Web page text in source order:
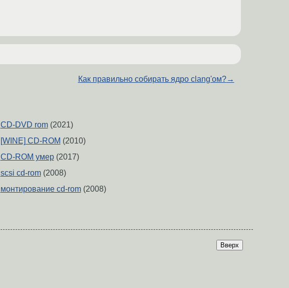
Как правильно собирать ядро clang'ом?→
CD-DVD rom(2021)
[WINE] CD-ROM (2010)
CD-ROM умер(2017)
scsi cd-rom(2008)
монтирование cd-rom(2008)
Вверх